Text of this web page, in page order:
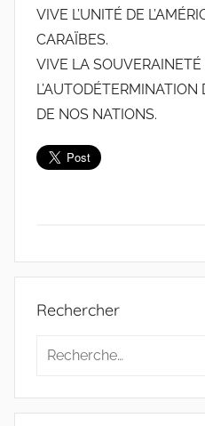
VIVE L’UNITÉ DE
CARAÏBES.
VIVE LA SOUVERAINETÉ
DE NOS NATIONS.
D
s
e
Rechercher
Recherche
: